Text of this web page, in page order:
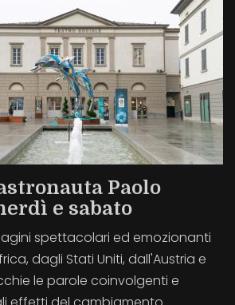
Paolo
e sabato
spettacolari ed emozionanti
dagli Stati Uniti, dall'Austria e
le parole coinvolgenti e